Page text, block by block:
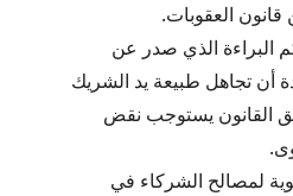
البراءة الذي صدر عن
أن تجاهل طبيعة يد الشريك
القانون يستوجب نقض
لمصالح الشركاء في